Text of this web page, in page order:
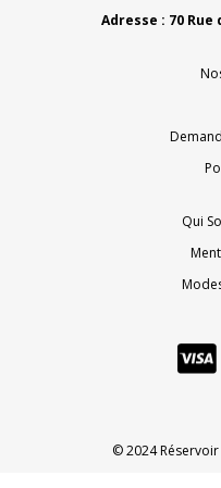
Adresse : 70 Rue
Qui
© 2024